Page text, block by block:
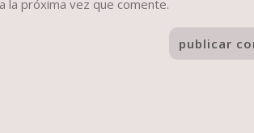
la próxima vez que comente.